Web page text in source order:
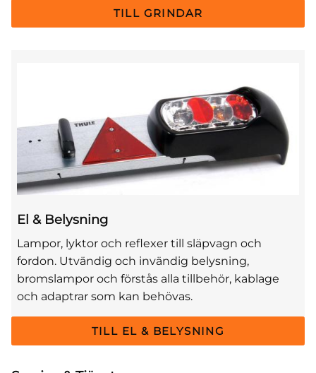
TILL GRINDAR
El & Belysning
Lampor, lyktor och reflexer till släpvagn och
fordon. Utvändig och invändig belysning,
bromslampor och förstås alla tillbehör, kablage
och adaptrar som kan behövas.
TILL EL & BELYSNING